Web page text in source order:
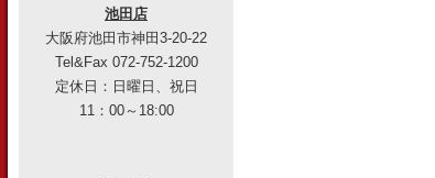
池田店
大阪府池田市神田3-20-22
Tel&Fax 072-752-1200
定休日：日曜日、祝日
11：00～18:00